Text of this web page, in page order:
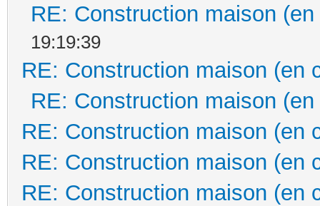
RE: Construction maison
19:19:39
RE: Construction maison (en
RE: Construction maison
RE: Construction maison (en
RE: Construction maison (en
RE: Construction maison (en